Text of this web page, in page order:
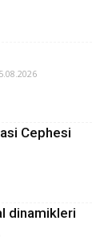
Cephesi
dinamikleri